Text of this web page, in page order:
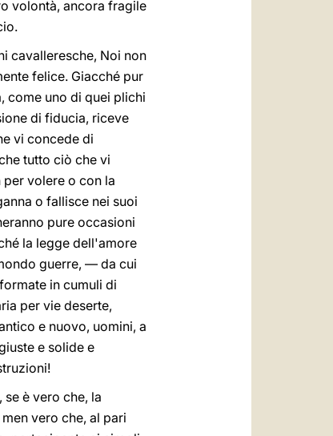
volontà, ancora fragile
cavalleresche, Noi non
felice. Giacché pur
come uno di quei plichi
di fiducia, riceve
vi concede di
tutto ciò che vi
volere o con la
o fallisce nei suoi
pure occasioni
la legge dell'amore
guerre, — da cui
in cumuli di
per vie deserte,
e nuovo, uomini, a
e solide e
è vero che, la
vero che, al pari